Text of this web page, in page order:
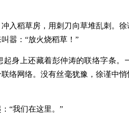
入稻草房，用刺刀向草堆乱刺。徐
嚣：“放火烧稻草！”
起身上还藏着彭仲涛的联络字条。
络网络。没有丝毫犹豫，徐谨中
“我们在这里。”